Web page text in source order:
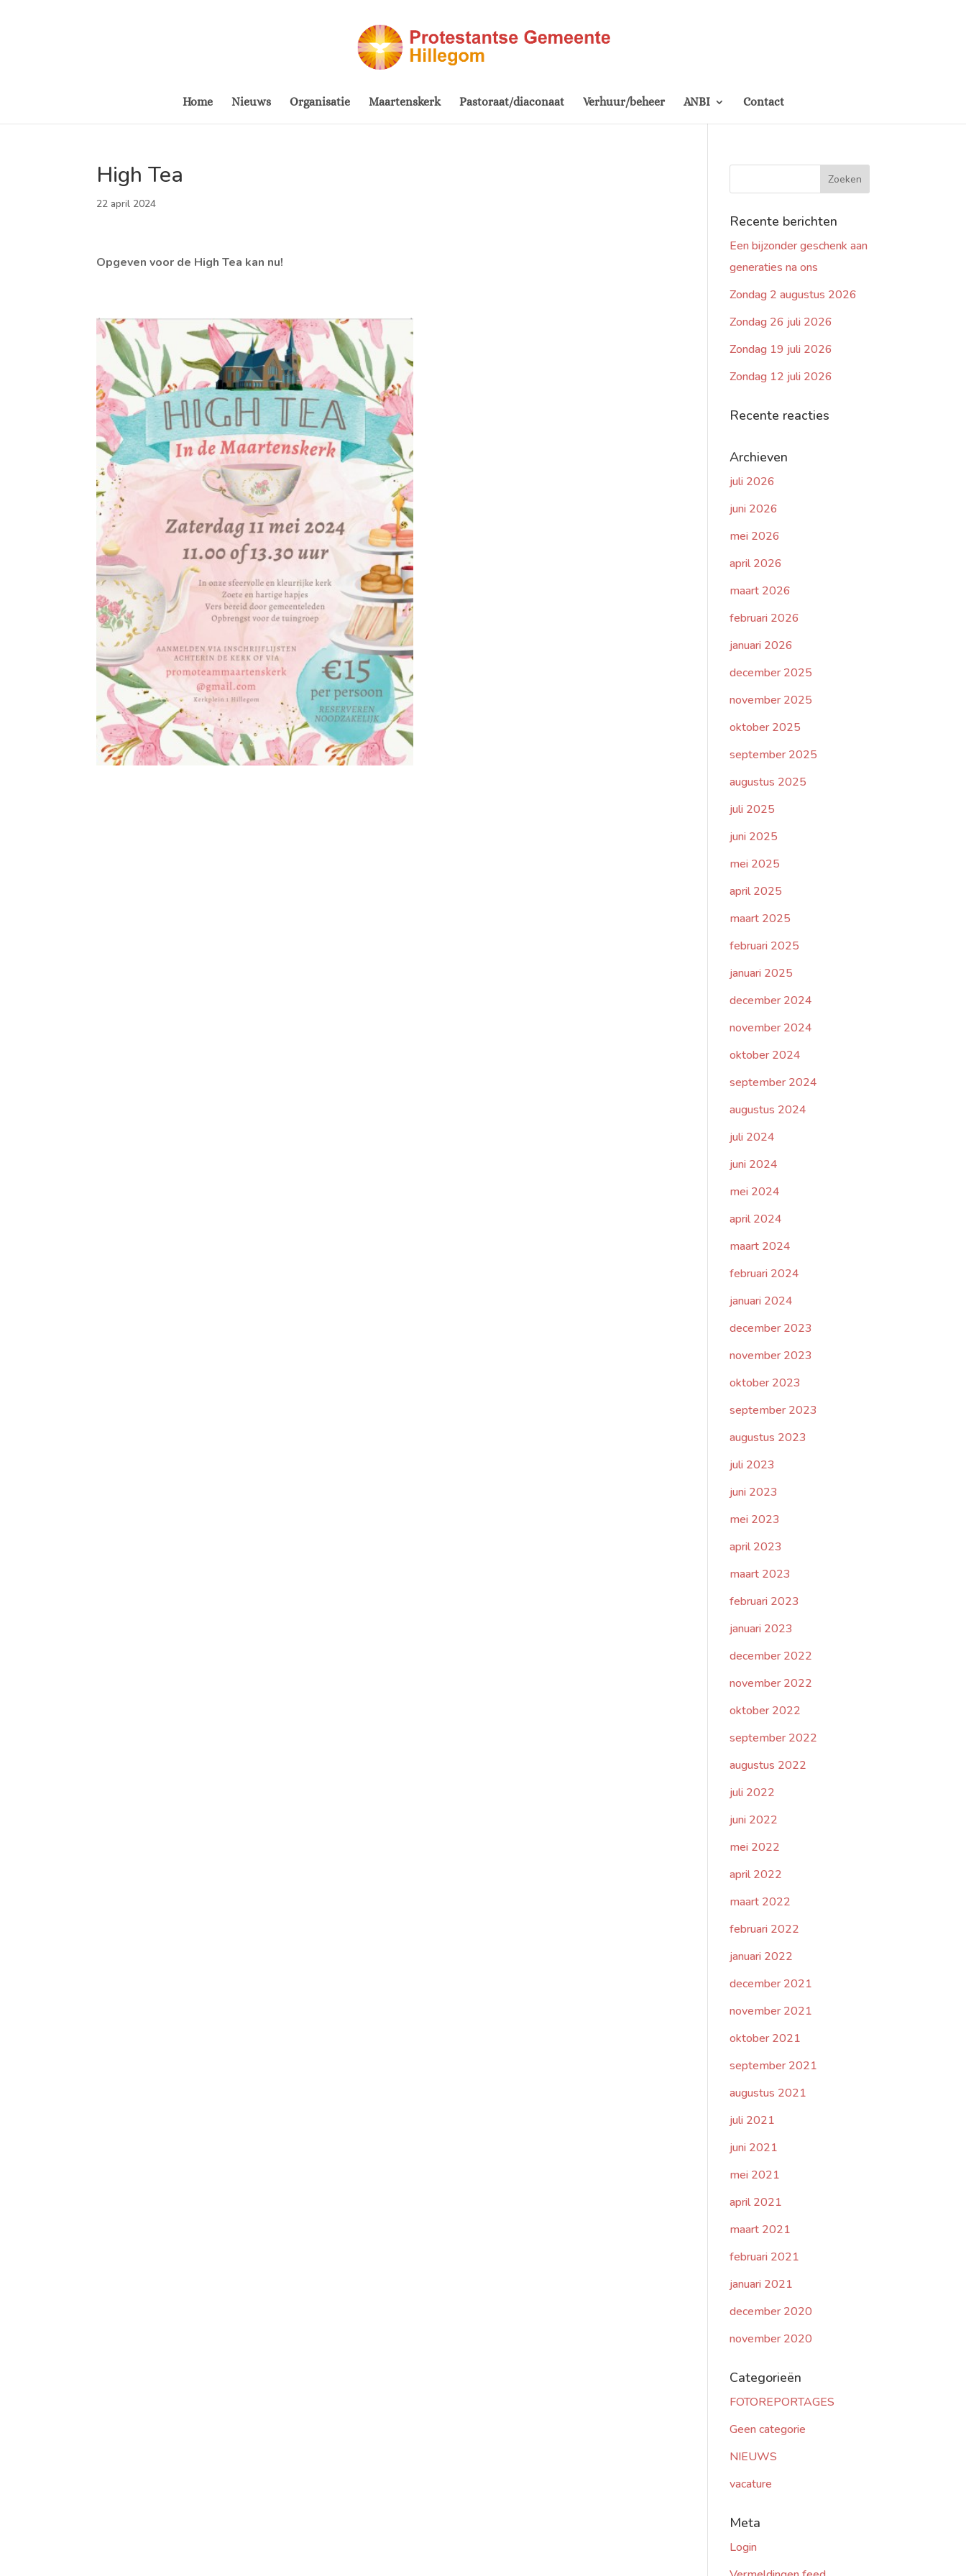
Home Nieuws Organisatie Maartenskerk Pastoraat/diaconaat Verhuur/beheer ANBI Contact
High Tea
22 april 2024
Opgeven voor de High Tea kan nu!
Recente berichten
Een bijzonder geschenk aan
generaties na ons
Zondag 2 augustus 2026
Zondag 26 juli 2026
Zondag 19 juli 2026
Zondag 12 juli 2026
Recente reacties
Archieven
juli 2026
juni 2026
mei 2026
april 2026
maart 2026
februari 2026
januari 2026
december 2025
november 2025
oktober 2025
september 2025
augustus 2025
juli 2025
juni 2025
mei 2025
april 2025
maart 2025
februari 2025
januari 2025
december 2024
november 2024
oktober 2024
september 2024
augustus 2024
juli 2024
juni 2024
mei 2024
april 2024
maart 2024
februari 2024
januari 2024
december 2023
november 2023
oktober 2023
september 2023
augustus 2023
juli 2023
juni 2023
mei 2023
april 2023
maart 2023
februari 2023
januari 2023
december 2022
november 2022
oktober 2022
september 2022
augustus 2022
juli 2022
juni 2022
mei 2022
april 2022
maart 2022
februari 2022
januari 2022
december 2021
november 2021
oktober 2021
september 2021
augustus 2021
juli 2021
juni 2021
mei 2021
april 2021
maart 2021
februari 2021
januari 2021
december 2020
november 2020
Categorieën
FOTOREPORTAGES
Geen categorie
NIEUWS
vacature
Meta
Login